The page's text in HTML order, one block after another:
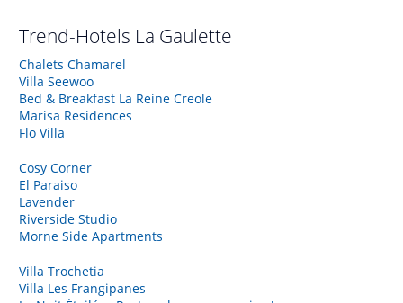
Trend-Hotels La Gaulette
Chalets Chamarel
Villa Seewoo
Bed & Breakfast La Reine Creole
Marisa Residences
Flo Villa
Cosy Corner
El Paraiso
Lavender
Riverside Studio
Morne Side Apartments
Villa Trochetia
Villa Les Frangipanes